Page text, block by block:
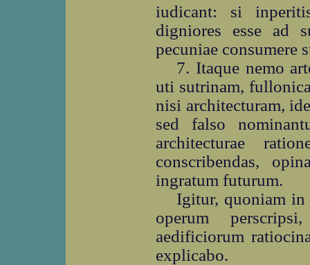
iudicant: si
digniores esse ad
pecuniae consumere
7. Itaque nemo
uti sutrinam,
nisi architecturam,
sed falso
architecturae
conscribendas,
ingratum futurum.
Igitur, quoniam in
operum
aedificiorum
explicabo.